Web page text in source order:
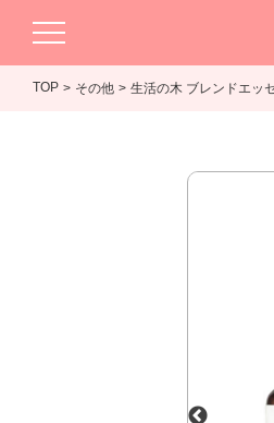
TOP その他 生活の木 ブレンドエッ